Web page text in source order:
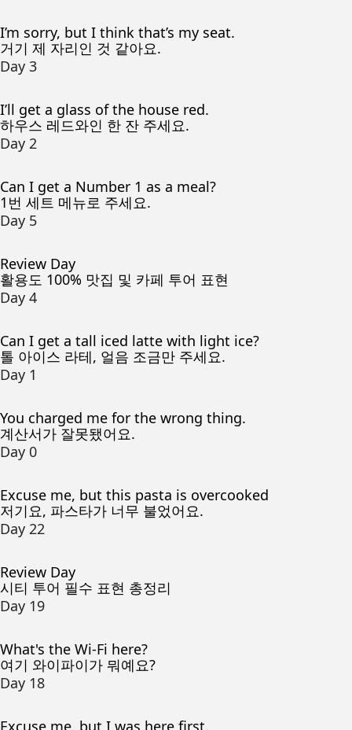
I’m sorry, but I think that’s my seat.
거기 제 자리인 것 같아요.
Day 3
I’ll get a glass of the house red.
하우스 레드와인 한 잔 주세요.
Day 2
Can I get a Number 1 as a meal?
1번 세트 메뉴로 주세요.
Day 5
Review Day
활용도 100% 맛집 및 카페 투어 표현
Day 4
Can I get a tall iced latte with light ice?
톨 아이스 라테, 얼음 조금만 주세요.
Day 1
You charged me for the wrong thing.
계산서가 잘못됐어요.
Day 0
Excuse me, but this pasta is overcooked
저기요, 파스타가 너무 불었어요.
Day 22
Review Day
시티 투어 필수 표현 총정리
Day 19
What's the Wi-Fi here?
여기 와이파이가 뭐예요?
Day 18
Excuse me, but I was here first.